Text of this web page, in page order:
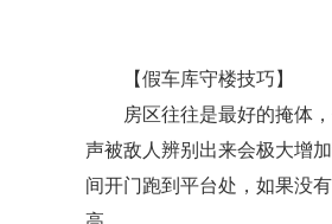
【假车库守楼技巧】
房区往往是最好的掩体
声被敌人辨别出来会极大增
间开门跑到平台处，如果没